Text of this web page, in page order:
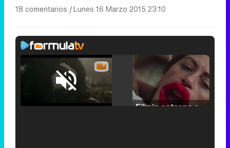
18 comentarios |Lunes 16 Marzo 2015 23:10
Unmute /